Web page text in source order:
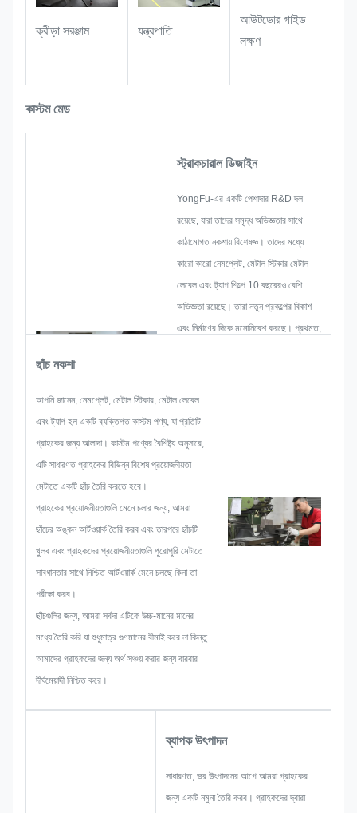
এবং পরিধান-প্রতিরোধী বৈশিষ্ট্য সহ, কর্মশালা এবং শিল্প
পরিবেশে দীর্ঘমেয়াদী ব্যবহারের সময়ও লেবেলগুলি
ক্রীড়া সরঞ্জাম যন্ত্রপাতি
আউটডোর গাইড
লক্ষণ
কাস্টম মেড
স্ট্রাকচারাল ডিজাইন
YongFu-এর একটি পেশাদার R&D দল
রয়েছে, যারা তাদের সমৃদ্ধ অভিজ্ঞতার সাথে
কাঠামোগত নকশায় বিশেষজ্ঞ। তাদের মধ্যে
কারো কারো নেমপ্লেট, মেটাল স্টিকার মেটাল
লেবেল এবং ট্যাগ শিল্পে 10 বছরেরও বেশি
অভিজ্ঞতা রয়েছে। তারা নতুন প্রকল্পের বিকাশ
এবং নির্মাণের দিকে মনোনিবেশ করছে। প্রথমত,
থেকেই ঘটতে পারে, যেমন আকারের সীমাবদ্ধতা,
প্রক্রিয়া কৌশল, পৃষ্ঠের চিকিত্সা, মান নিয়ন্ত্রণ
ইত্যাদি। অতএব, আমাদের দলে আপনার জন্য
ছাঁচ নকশা
আপনি জানেন, নেমপ্লেট, মেটাল স্টিকার, মেটাল লেবেল
এবং ট্যাগ হল একটি ব্যক্তিগত কাস্টম পণ্য, যা প্রতিটি
গ্রাহকের জন্য আলাদা। কাস্টম পণ্যের বৈশিষ্ট্য অনুসারে,
এটি সাধারণত গ্রাহকের বিভিন্ন বিশেষ প্রয়োজনীয়তা
মেটাতে একটি ছাঁচ তৈরি করতে হবে।
গ্রাহকের প্রয়োজনীয়তাগুলি মেনে চলার জন্য, আমরা
ছাঁচের অঙ্কন আর্টওয়ার্ক তৈরি করব এবং তারপরে ছাঁচটি
খুলব এবং গ্রাহকদের প্রয়োজনীয়তাগুলি পুরোপুরি মেটাতে
সাবধানতার সাথে নিশ্চিত আর্টওয়ার্ক মেনে চলছে কিনা তা
পরীক্ষা করব।
ছাঁচগুলির জন্য, আমরা সর্বদা এটিকে উচ্চ-মানের মানের
মধ্যে তৈরি করি যা শুধুমাত্র গুণমানের বীমাই করে না কিন্তু
আমাদের গ্রাহকদের জন্য অর্থ সঞ্চয় করার জন্য বারবার
দীর্ঘমেয়াদী নিশ্চিত করে।
ব্যাপক উৎপাদন
সাধারণত, ভর উৎপাদনের আগে আমরা গ্রাহকের
জন্য একটি নমুনা তৈরি করব। গ্রাহকদের দ্বারা